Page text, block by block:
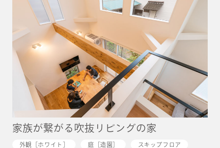
家族が繋がる吹抜リビングの家
外観［ホワイト］ 庭［造園］ スキップフロア